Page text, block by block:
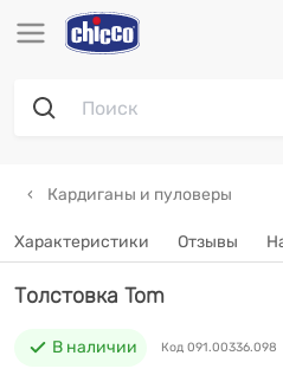
Кардиганы и пуловеры
Характеристики Отзывы
Толстовка Tom
В наличии Код 091.00336.098